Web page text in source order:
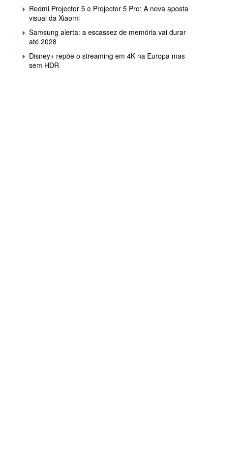
Redmi Projector 5 e Projector 5 Pro: A nova aposta
visual da Xiaomi
Samsung alerta: a escassez de memória vai durar
até 2028
Disney+ repõe o streaming em 4K na Europa mas
sem HDR